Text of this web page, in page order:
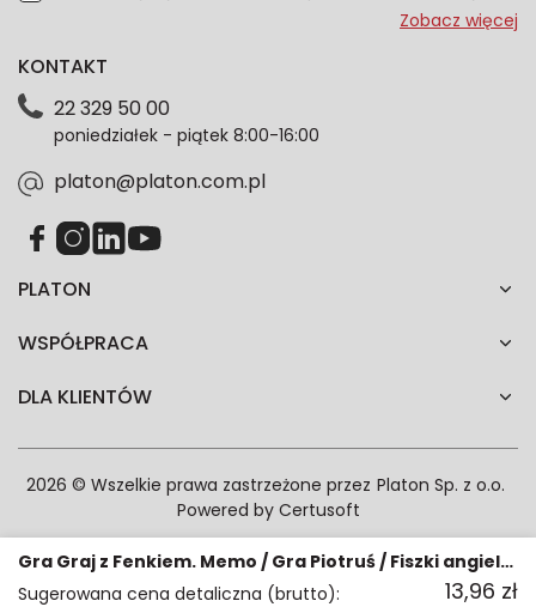
Gra Graj z Fenkiem. Memo / Gra Piotruś / Fiszki angielskie
Sugerowana cena detaliczna (brutto):
13,96 zł
przeze mnie adres e-mail informacje marketingowe
dotyczące danych osobowych znajdziesz w naszej
każdym czasie. Wycofanie zgody nie wpłynie na
zgodność z prawem przetwarzania dokonanego przed
Zobacz więcej
PLATON
WSPÓŁPRACA
DLA KLIENTÓW
KONTAKT
22 329 50 00
poniedziałek - piątek 8:00-16:00
platon@platon.com.pl
2026 © Wszelkie prawa zastrzeżone przez Platon Sp. z o.o.
Powered by Certusoft